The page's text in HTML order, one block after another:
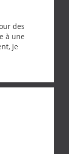
des
à une
je